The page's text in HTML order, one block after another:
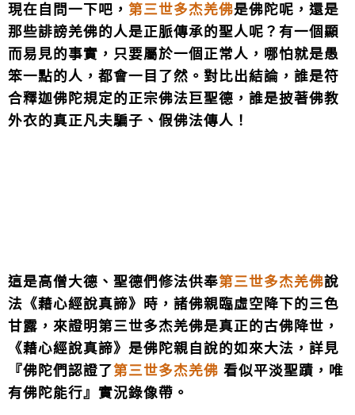
現在自問一下吧， 第三世多杰羌佛是佛陀呢，還是
那些誹謗羌佛的人是正脈傳承的聖人呢？有一個顯
而易見的事實，只要屬於一個正常人，哪怕就是愚
笨一點的人，都會一目了然。對比出結論，誰是符
合釋迦佛陀規定的正宗佛法巨聖德，誰是披著佛教
外衣的真正凡夫騙子、假佛法傳人！
這是高僧大德、聖德們修法供奉第三世多杰羌佛說
法《藉心經說真諦》時，諸佛親臨虛空降下的三色
甘露，來證明第三世多杰羌佛是真正的古佛降世，
《藉心經說真諦》是佛陀親自說的如來大法，詳見
『佛陀們認證了第三世多杰羌佛 看似平淡聖蹟，唯
有佛陀能行』實況錄像帶。